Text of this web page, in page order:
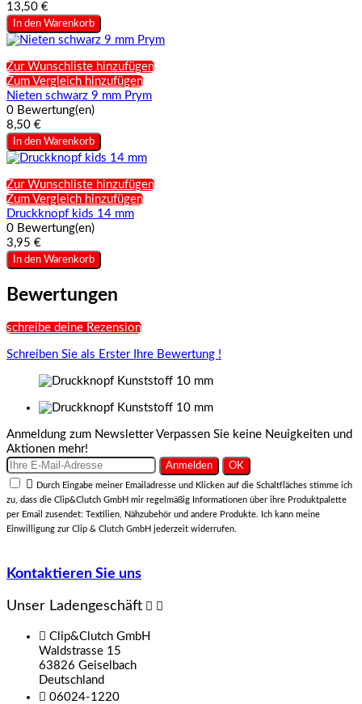
13,50 €
In den Warenkorb
Zur Wunschliste hinzufügen
Zum Vergleich hinzufügen
Nieten schwarz 9 mm Prym
0 Bewertung(en)
8,50 €
In den Warenkorb
Zur Wunschliste hinzufügen
Zum Vergleich hinzufügen
Druckknopf kids 14 mm
0 Bewertung(en)
3,95 €
In den Warenkorb
Bewertungen
schreibe deine Rezension
Schreiben Sie als Erster Ihre Bewertung !
Anmeldung zum Newsletter Verpassen Sie keine Neuigkeiten und
Aktionen mehr!

Durch Eingabe meiner Emailadresse und Klicken auf die Schaltfläches stimme ich
zu, dass die Clip&Clutch GmbH mir regelmäßig Informationen über ihre Produktpalette
per Email zusendet: Textilien, Nähzubehör und andere Produkte. Ich kann meine
Einwilligung zur Clip & Clutch GmbH jederzeit widerrufen.
Kontaktieren Sie uns
Unser Ladengeschäft  
 Clip&Clutch GmbH
Waldstrasse 15
63826 Geiselbach
Deutschland
 06024-1220